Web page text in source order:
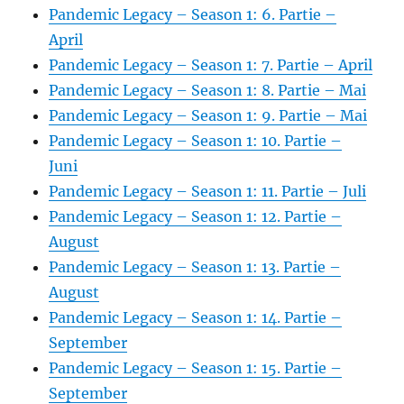
Pandemic Legacy – Season 1: 6. Partie –
April
Pandemic Legacy – Season 1: 7. Partie – April
Pandemic Legacy – Season 1: 8. Partie – Mai
Pandemic Legacy – Season 1: 9. Partie – Mai
Pandemic Legacy – Season 1: 10. Partie –
Juni
Pandemic Legacy – Season 1: 11. Partie – Juli
Pandemic Legacy – Season 1: 12. Partie –
August
Pandemic Legacy – Season 1: 13. Partie –
August
Pandemic Legacy – Season 1: 14. Partie –
September
Pandemic Legacy – Season 1: 15. Partie –
September